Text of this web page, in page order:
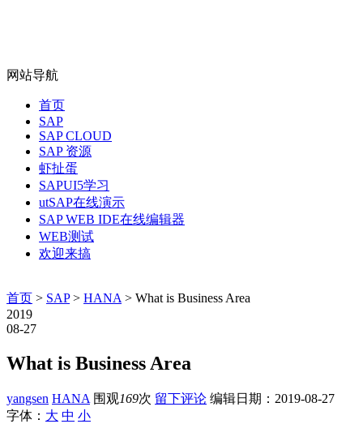
网站导航
首页
SAP
SAP CLOUD
SAP 资源
虾扯蛋
SAPUI5学习
utSAP在线演示
SAP WEB IDE在线编辑器
WEB测试
欢迎来搞
首页 > SAP> HANA > What is Business Area
2019
08-27
What is Business Area
yangsen HANA 围观169次 留下评论 编辑日期： 2019-08-27
字体： 大 中 小